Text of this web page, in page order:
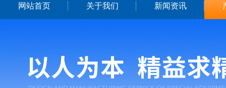
网站首页 关于我们 新闻资讯